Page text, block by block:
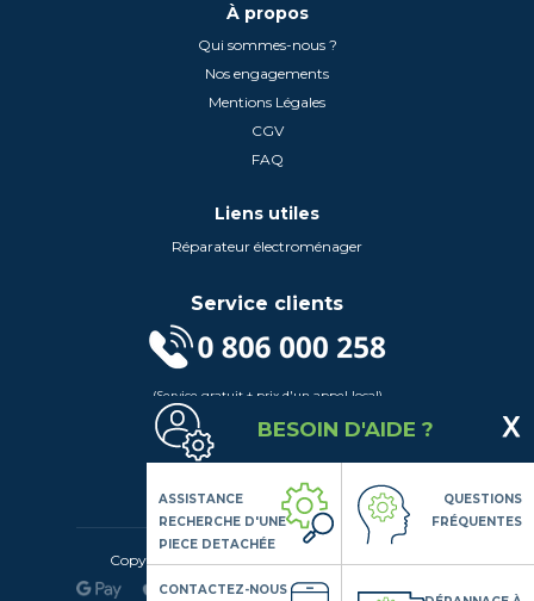
À propos
Qui sommes-nous ?
Nos engagements
Mentions Légales
CGV
FAQ
Liens utiles
Réparateur électroménager
Service clients
(Service gratuit + prix d'un appel local)
Lundi au Vendredi de 9h à 18h
Contactez-Nous
Suivez-nous
Copyright© 2020 LSDLP, Tous droits réservés
BESOIN D'AIDE ?
ASSISTANCE
RECHERCHE D'UNE
PIECE DETACHÉE
QUESTIONS
FRÉQUENTES
CONTACTEZ-NOUS